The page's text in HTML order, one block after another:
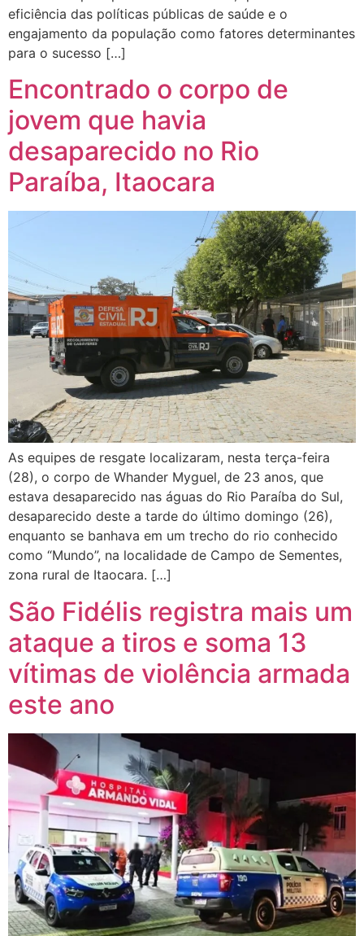
eficiência das políticas públicas de saúde e o
engajamento da população como fatores determinantes
para o sucesso […]
Encontrado o corpo de
jovem que havia
desaparecido no Rio
Paraíba, Itaocara
As equipes de resgate localizaram, nesta terça-feira
(28), o corpo de Whander Myguel, de 23 anos, que
estava desaparecido nas águas do Rio Paraíba do Sul,
desaparecido deste a tarde do último domingo (26),
enquanto se banhava em um trecho do rio conhecido
como “Mundo”, na localidade de Campo de Sementes,
zona rural de Itaocara. […]
São Fidélis registra mais um
ataque a tiros e soma 13
vítimas de violência armada
este ano